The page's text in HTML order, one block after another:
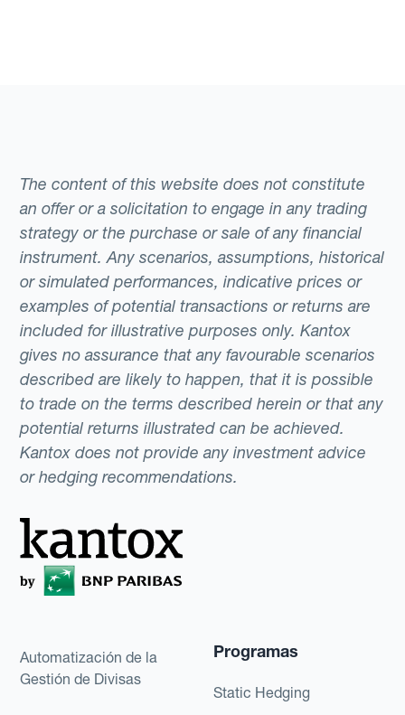
The content of this website does not constitute
an offer or a solicitation to engage in any trading
strategy or the purchase or sale of any financial
instrument. Any scenarios, assumptions, historical
or simulated performances, indicative prices or
examples of potential transactions or returns are
included for illustrative purposes only. Kantox
gives no assurance that any favourable scenarios
described are likely to happen, that it is possible
to trade on the terms described herein or that any
potential returns illustrated can be achieved.
Kantox does not provide any investment advice
or hedging recommendations.
Automatización de la
Gestión de Divisas
Programas
Static Hedging